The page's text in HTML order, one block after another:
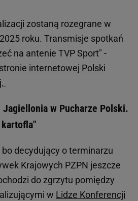
zostaną rozegrane w
roku. Transmisje spotkań
na antenie TVP Sport" -
internetowej Polski
w Pucharze Polski.
kartofla"
decydujący o terminarzu
Krajowych PZPN jeszcze
do zgrzytu pomiędzy
w Lidze Konferencji